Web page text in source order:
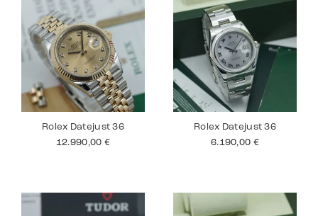
Rolex Datejust 36
12.990,00 €
Rolex Datejust 36
6.190,00 €